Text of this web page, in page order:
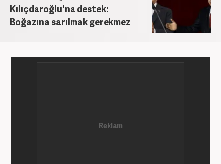
Kılıçdaroğlu'na destek:
Boğazına sarılmak gerekmez